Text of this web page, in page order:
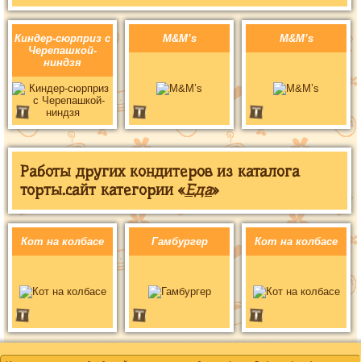
Киндер-сюрприз с
Черепашкой-
ниндзя
M&M’s M&M’s
Работы других кондитеров из каталога
торты.сайт категории «Еда»
Кот на колбасе Гамбургер Кот на колбасе